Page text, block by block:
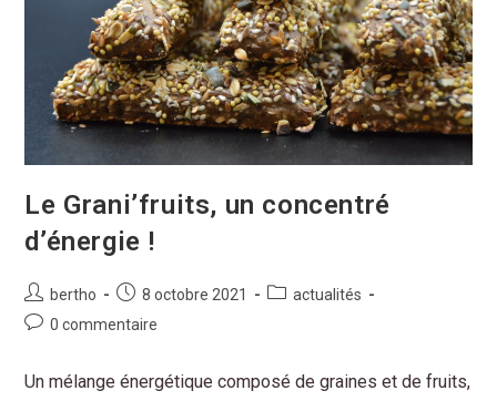
Le Grani’fruits, un concentré
d’énergie !
bertho 8 octobre 2021
actualités
0 commentaire
Un mélange énergétique composé de graines et de fruits,